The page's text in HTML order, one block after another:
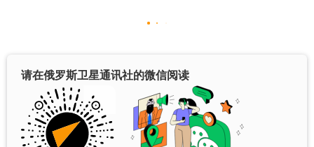
请在俄罗斯卫星通讯社的微信阅读